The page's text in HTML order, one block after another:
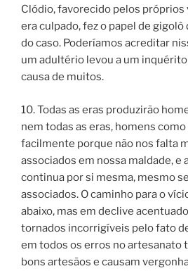
Clódio, favorecido pelos próprios
era culpado, fez o papel de
do caso. Poderíamos acreditar
um adultério levou a um
causa de muitos.
10. Todas as eras produzirão
nem todas as eras, homens
facilmente porque não nos falta
associados em nossa maldade, e
continua por si mesma, mesmo
associados. O caminho para o
abaixo, mas em declive
tornados incorrigíveis pelo fato
em todos os erros no artesanato
bons artesãos e causam